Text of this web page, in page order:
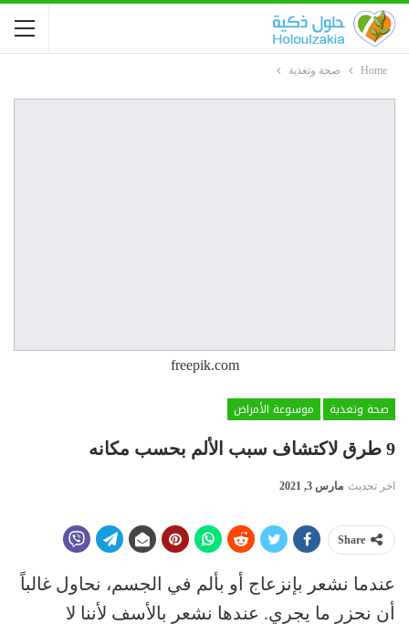
Home صحة وتغذية
freepik.com
صحة وتغذية
موسوعة الأمراض
9 طرق لاكتشاف سبب الألم بحسب مكانه
اخر تحديث مارس 3, 2021
Share
عندما نشعر بإنزعاج أو بألم في الجسم، نحاول غالباً
أن نحزر ما يجري. عندها نشعر بالأسف لأننا لا